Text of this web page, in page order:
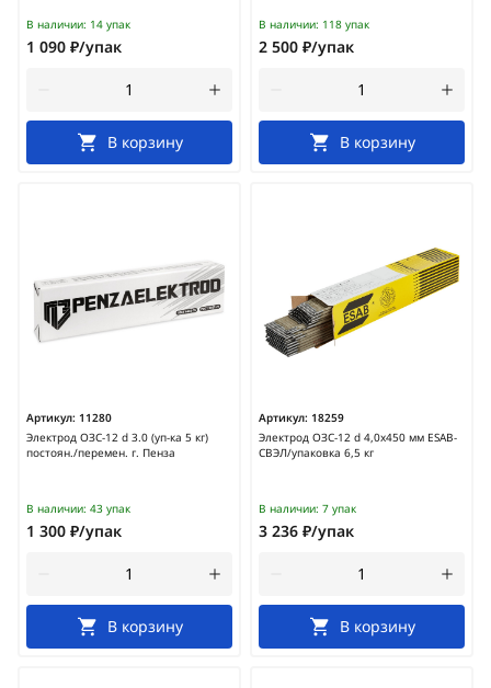
В наличии: 14 упак
1 090 ₽/упак
В корзину
В наличии: 118 упак
2 500 ₽/упак
В корзину
Артикул: 11280
Электрод ОЗС-12 d 3.0 (уп-ка 5 кг)
постоян./перемен. г. Пенза
В наличии: 43 упак
1 300 ₽/упак
В корзину
Артикул: 18259
Электрод ОЗС-12 d 4,0х450 мм ESAB-
СВЭЛ/упаковка 6,5 кг
В наличии: 7 упак
3 236 ₽/упак
В корзину